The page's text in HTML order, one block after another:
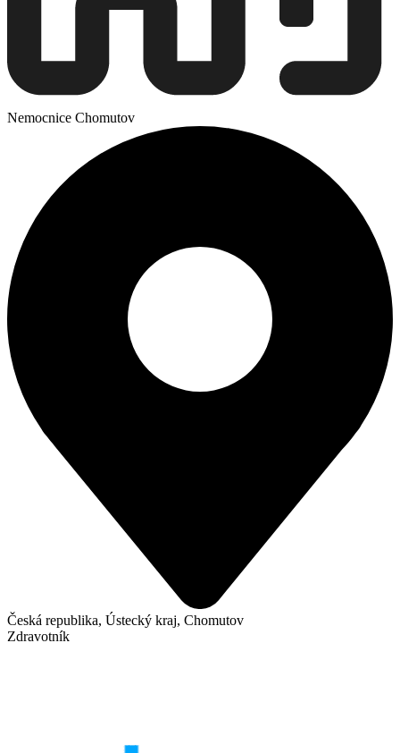
Nemocnice Chomutov
Česká republika, Ústecký kraj, Chomutov
Zdravotník